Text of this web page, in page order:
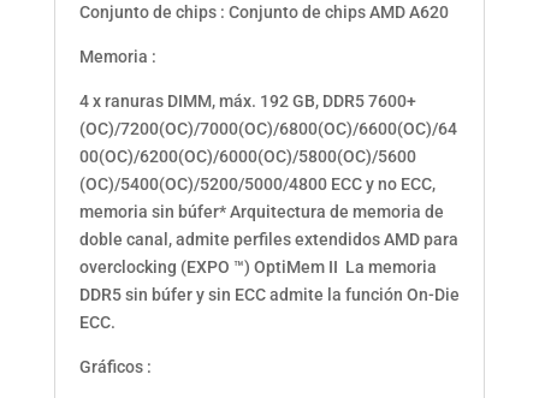
Conjunto de chips : Conjunto de chips AMD A620
Memoria :
4 x ranuras DIMM, máx. 192 GB, DDR5 7600+
(OC)/7200(OC)/7000(OC)/6800(OC)/6600(OC)/64
00(OC)/6200(OC)/6000(OC)/5800(OC)/5600
(OC)/5400(OC)/5200/5000/4800 ECC y no ECC,
memoria sin búfer* Arquitectura de memoria de
doble canal, admite perfiles extendidos AMD para
overclocking (EXPO ™) OptiMem II La memoria
DDR5 sin búfer y sin ECC admite la función On-Die
ECC.
Gráficos :